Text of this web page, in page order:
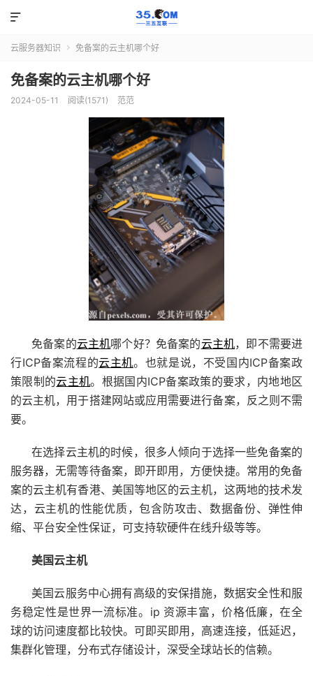

云服务器知识  免备案的云主机哪个好
免备案的云主机哪个好
2024-05-11 阅读(1571) 范范
免备案的云主机哪个好？免备案的云主机，即不需要进
行ICP备案流程的云主机。也就是说，不受国内ICP备案政
策限制的云主机。根据国内ICP备案政策的要求，内地地区
的云主机，用于搭建网站或应用需要进行备案，反之则不需
要。
在选择云主机的时候，很多人倾向于选择一些免备案的
服务器，无需等待备案，即开即用，方便快捷。常用的免备
案的云主机有香港、美国等地区的云主机，这两地的技术发
达，云主机的性能优质，包含防攻击、数据备份、弹性伸
缩、平台安全性保证，可支持软硬件在线升级等等。
美国云主机
美国云服务中心拥有高级的安保措施，数据安全性和服
务稳定性是世界一流标准。ip 资源丰富，价格低廉，在全
球的访问速度都比较快。可即买即用，高速连接，低延迟，
集群化管理，分布式存储设计，深受全球站长的信赖。